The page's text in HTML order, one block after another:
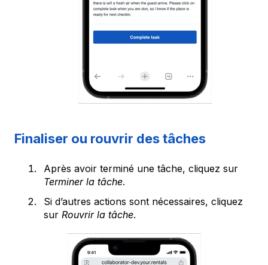
Finaliser ou rouvrir des tâches
Après avoir terminé une tâche, cliquez sur
Terminer la tâche.
Si d’autres actions sont nécessaires, cliquez
sur Rouvrir la tâche.